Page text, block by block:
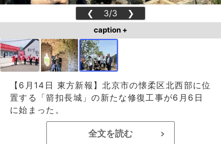
❮ 3/3 ❯
caption +
【6月14日 東方新報】北京市の懐柔区北西部に位
置する「箭扣長城」の新たな修復工事が6月6日
に始まった。
全文を読む >